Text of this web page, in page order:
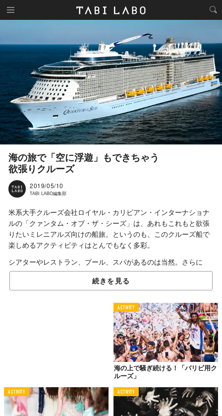
海の旅で「空に浮遊」もできちゃう
欲張りクルーズ
2019/05/10
TABI LABO編集部
米系大手クルーズ会社ロイヤル・カリビアン・インターナショナ
ルの「クァンタム・オブ・ザ・シーズ」は、あれもこれもと欲張
りたいミレニアルズ向けの船旅。というのも、このクルーズ船で
楽しめるアクティビティはとんでもなく多彩。
シアターやレストラン、プール、スパがあるのは当然。さらに
は、スカイダイビングやサーフィンのシミュレーターなどなど、
ここでは書ききれないほど！
用意されたエンターテインメントを隅々まで味わい尽くせば、海
上で暇している時間などないでしょう。
デッキに設置されている「ノーススター」も楽しそう！カプセル
のような形をした展望スペースが、旋回するアームにより海上約
90mの高さまで持ち上げられ、そこから景色を眺められます。足
元に船と大海原が見え、遮るものがなにもない360度パノラマビ
ュー……地上とは一味違う抜群の開放感を感じられるでしょう。
目的地に向かう以外の楽しみがこれでもかというほど詰まってい
る同クルーズ。いろんな楽しみを享受したいというミレニアルズ
にはぴったりです。
続きを見る
ACTIVITY
海の上で騒ぎ続ける！「パリピ用ク
ルーズ」
ACTIVITY ACTIVITY